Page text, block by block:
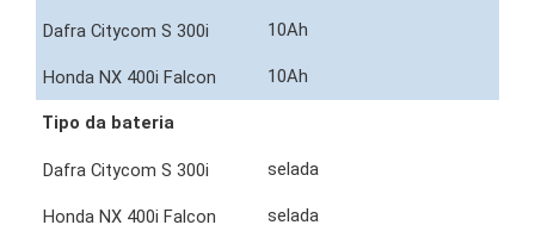
10Ah
10Ah
Tipo da bateria
selada
selada